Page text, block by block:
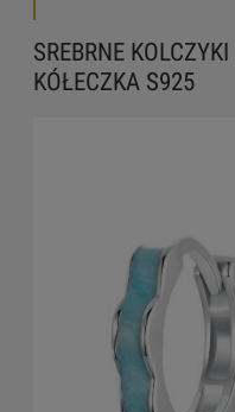
SREBRNE
KÓŁECZKA S925